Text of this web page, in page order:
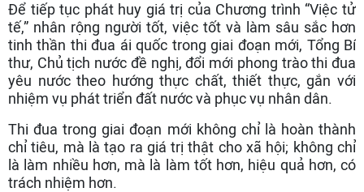
Để tiếp tục phát huy giá trị của Chương trình “Việc tử
tế,” nhân rộng người tốt, việc tốt và làm sâu sắc hơn
tinh thần thi đua ái quốc trong giai đoạn mới, Tổng Bí
thư, Chủ tịch nước đề nghị, đổi mới phong trào thi đua
yêu nước theo hướng thực chất, thiết thực, gắn với
nhiệm vụ phát triển đất nước và phục vụ nhân dân.
Thi đua trong giai đoạn mới không chỉ là hoàn thành
chỉ tiêu, mà là tạo ra giá trị thật cho xã hội; không chỉ
là làm nhiều hơn, mà là làm tốt hơn, hiệu quả hơn, có
trách nhiệm hơn.